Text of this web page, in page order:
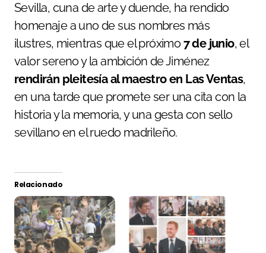
Sevilla, cuna de arte y duende, ha rendido
homenaje a uno de sus nombres más
ilustres, mientras que el próximo7 de junio, el
valor sereno y la ambición de Jiménez
rendirán pleitesía al maestro en Las Ventas,
en una tarde que promete ser una cita con la
historia y la memoria, y una gesta con sello
sevillano en el ruedo madrileño.
Relacionado